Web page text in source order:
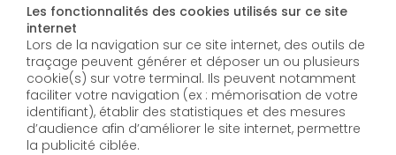
Les fonctionnalités des cookies utilisés sur ce site
internet
Lors de la navigation sur ce site internet, des outils de
traçage peuvent générer et déposer un ou plusieurs
cookie(s) sur votre terminal. Ils peuvent notamment
faciliter votre navigation (ex : mémorisation de votre
identifiant), établir des statistiques et des mesures
d’audience afin d’améliorer le site internet, permettre
la publicité ciblée.